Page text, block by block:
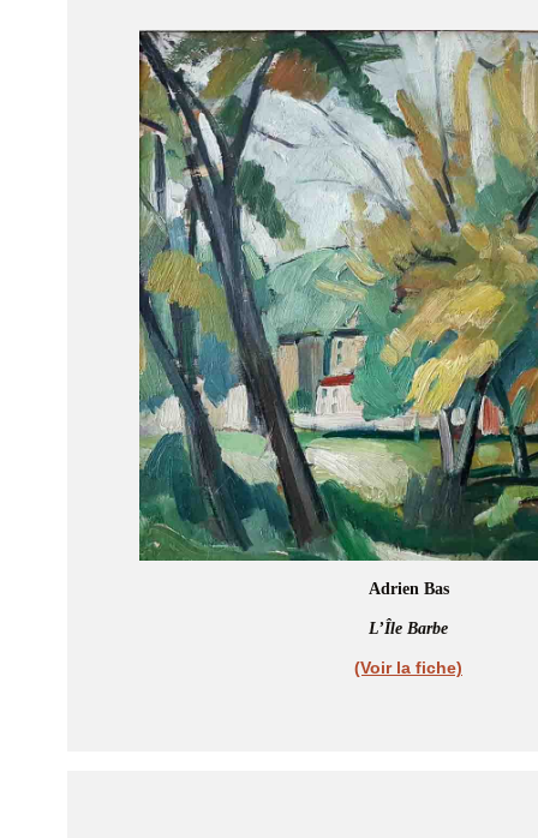
Adrien Bas
L’Île Barbe
(Voir la fiche)